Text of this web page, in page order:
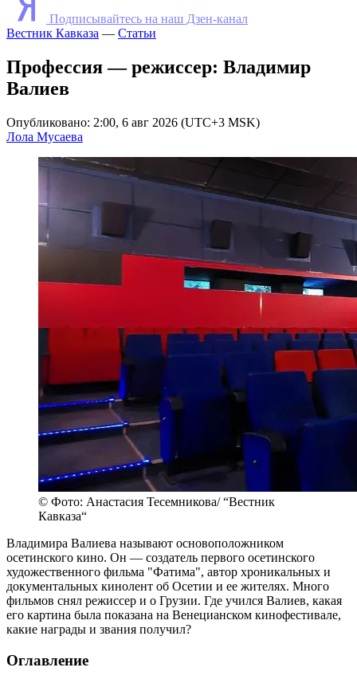
Подписывайтесь на наш Дзен-канал
Вестник Кавказа — Статьи
Профессия — режиссер: Владимир
Валиев
Опубликовано: 2:00, 6 авг 2026 (UTC+3 MSK)
Лола Мусаева
© Фото: Анастасия Тесемникова/ “Вестник
Кавказа“
Владимира Валиева называют основоположником
осетинского кино. Он — создатель первого осетинского
художественного фильма "Фатима", автор хроникальных и
документальных кинолент об Осетии и ее жителях. Много
фильмов снял режиссер и о Грузии. Где учился Валиев, какая
его картина была показана на Венецианском кинофестивале,
какие награды и звания получил?
Оглавление